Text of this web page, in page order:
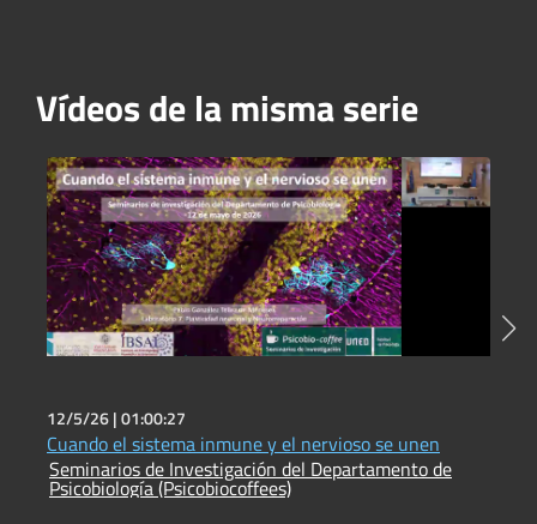
Vídeos de la misma serie
12/5/26 |01:00:27
Cuando el sistema inmune y el nervioso se unen
Seminarios de Investigación del Departamento de
Psicobiología (Psicobiocoffees)